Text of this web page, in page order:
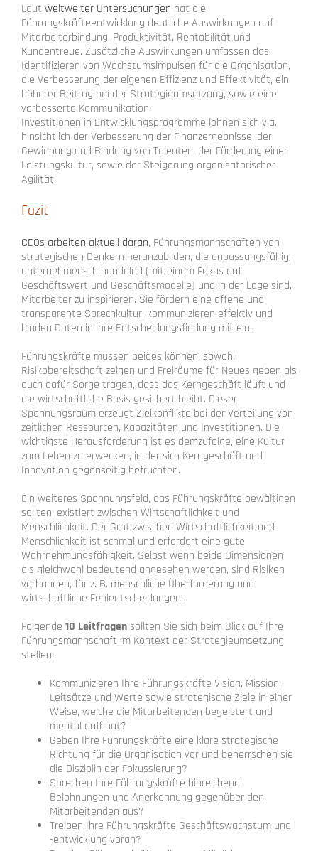
Laut weltweiter Untersuchungen hat die
Führungskräfteentwicklung deutliche Auswirkungen auf
Mitarbeiterbindung, Produktivität, Rentabilität und
Kundentreue. Zusätzliche Auswirkungen umfassen das
Identifizieren von Wachstumsimpulsen für die Organisation,
die Verbesserung der eigenen Effizienz und Effektivität, ein
höherer Beitrag bei der Strategieumsetzung, sowie eine
verbesserte Kommunikation.
Investitionen in Entwicklungsprogramme lohnen sich v.a.
hinsichtlich der Verbesserung der Finanzergebnisse, der
Gewinnung und Bindung von Talenten, der Förderung einer
Leistungskultur, sowie der Steigerung organisatorischer
Agilität.
Fazit
CEOs arbeiten aktuell daran, Führungsmannschaften von
strategischen Denkern heranzubilden, die anpassungsfähig,
unternehmerisch handelnd (mit einem Fokus auf
Geschäftswert und Geschäftsmodelle) und in der Lage sind,
Mitarbeiter zu inspirieren. Sie fördern eine offene und
transparente Sprechkultur, kommunizieren effektiv und
binden Daten in ihre Entscheidungsfindung mit ein.
Führungskräfte müssen beides können: sowohl
Risikobereitschaft zeigen und Freiräume für Neues geben als
auch dafür Sorge tragen, dass das Kerngeschäft läuft und
die wirtschaftliche Basis gesichert bleibt. Dieser
Spannungsraum erzeugt Zielkonflikte bei der Verteilung von
zeitlichen Ressourcen, Kapazitäten und Investitionen. Die
wichtigste Herausforderung ist es demzufolge, eine Kultur
zum Leben zu erwecken, in der sich Kerngeschäft und
Innovation gegenseitig befruchten.
Ein weiteres Spannungsfeld, das Führungskräfte bewältigen
sollten, existiert zwischen Wirtschaftlichkeit und
Menschlichkeit. Der Grat zwischen Wirtschaftlichkeit und
Menschlichkeit ist schmal und erfordert eine gute
Wahrnehmungsfähigkeit. Selbst wenn beide Dimensionen
als gleichwohl bedeutend angesehen werden, sind Risiken
vorhanden, für z. B. menschliche Überforderung und
wirtschaftliche Fehlentscheidungen.
Folgende 10 Leitfragen sollten Sie sich beim Blick auf Ihre
Führungsmannschaft im Kontext der Strategieumsetzung
stellen:
Kommunizieren Ihre Führungskräfte Vision, Mission,
Leitsätze und Werte sowie strategische Ziele in einer
Weise, welche die Mitarbeitenden begeistert und
mental aufbaut?
Geben Ihre Führungskräfte eine klare strategische
Richtung für die Organisation vor und beherrschen sie
die Disziplin der Fokussierung?
Sprechen Ihre Führungskräfte hinreichend
Belohnungen und Anerkennung gegenüber den
Mitarbeitenden aus?
Treiben Ihre Führungskräfte Geschäftswachstum und
-entwicklung voran?